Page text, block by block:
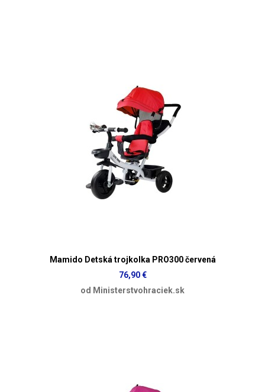
Mamido Detská trojkolka PRO300 červená
76,90 €
od Ministerstvohraciek.sk